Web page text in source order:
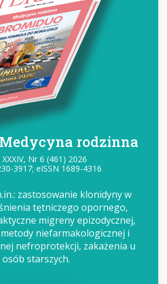
rodzinna
XXXIV, Nr 6 (461) 2026
3917; eISSN 1689-4316
zastosowanie klonidyny w
tętniczego opornego,
migreny epizodycznej,
metody niefarmakologicznej i
nefroprotekcji, zakażenia u
osób starszych.